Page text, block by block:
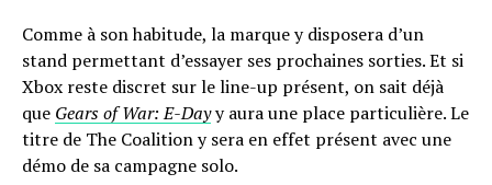
Comme à son habitude, la marque y disposera d’un
stand permettant d’essayer ses prochaines sorties. Et si
Xbox reste discret sur le line-up présent, on sait déjà
que Gears of War: E-Dayy aura une place particulière. Le
titre de The Coalition y sera en effet présent avec une
démo de sa campagne solo.